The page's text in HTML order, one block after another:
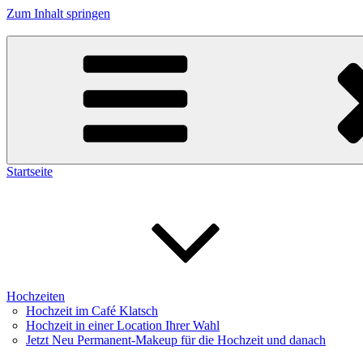
Zum Inhalt springen
Cafe Klatsch Berlin
Startseite
Hochzeiten
Hochzeit im Café Klatsch
Hochzeit in einer Location Ihrer Wahl
Jetzt Neu Permanent-Makeup für die Hochzeit und danach